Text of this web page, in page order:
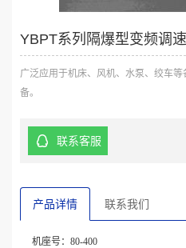
YBPT系列隔爆型变频调
广泛应用于机床、风机、水泵、绞车
备。
联系客服
产品详情 联系我们
机座号：80-400